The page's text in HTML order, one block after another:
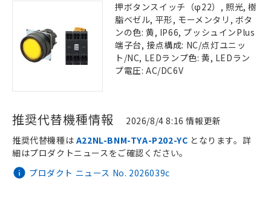
押ボタンスイッチ（φ22）, 照光, 樹
脂ベゼル, 平形, モーメンタリ, ボタ
ンの色: 黄, IP66, プッシュインPlus
端子台, 接点構成: NC/点灯ユニッ
ト/NC, LEDランプ色: 黄, LEDラン
プ電圧: AC/DC6V
推奨代替機種情報 2026/8/4 8:16 情報更新
プロダクト ニュース No. 2026039c
推奨代替機種は A22NL-BNM-TYA-P202-YC となります。詳
細はプロダクトニュースをご確認ください。